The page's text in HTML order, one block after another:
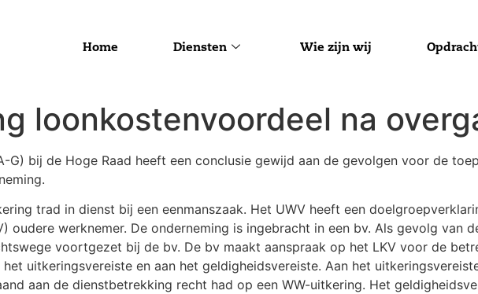
Home Diensten Wie zijn wij
loonkostenvoordeel na
G) bij de Hoge Raad heeft een conclusie gewijd aan de gevolgen voor de
trad in dienst bij een eenmanszaak. Het UWV heeft een
oudere werknemer. De onderneming is ingebracht in een bv. Als gevolg van
voortgezet bij de bv. De bv maakt aanspraak op het LKV voor de
uitkeringsvereiste en aan het geldigheidsvereiste. Aan het
aan de dienstbetrekking recht had op een WW-uitkering. Het